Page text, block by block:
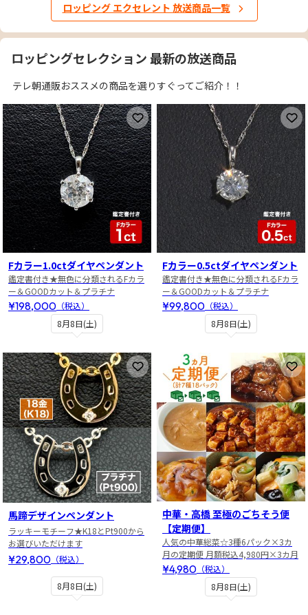
ロッピング エクセレント 放送商品一覧
ロッピングセレクション 最新の放送商品
テレ朝通販おススメの商品を選りすぐってご紹介！！
8月8日(土)
お気に入りに登録
Fカラー1.0ctダイヤペンダント
鑑定書付き★無色に分類されるFカラ
ー＆GOODカット＆プラチナ
¥198,000 （税込）
8月8日(土)
お
Fカラー0.5ctダイヤペンダント
鑑定書付き★無色に分類されるFカラ
ー＆GOODカット＆プラチナ
¥99,800 （税込）
8月8日(土)
お気に入りに登録
馬蹄デザインペンダント
ラッキーモチーフ★K18とPt900から
お選びいただけます
¥29,800 （税込）
8月8日(土)
お
中華・高橋 至極のごちそう便
【定期便】
人気の中華総菜☆3種6パック×3カ
月の定期便 月額税込4,980円×3カ月
¥4,980 （税込）